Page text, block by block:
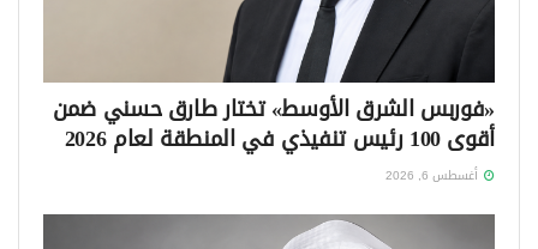
«فوربس الشرق الأوسط» تختار طارق حسني ضمن
أقوى 100 رئيس تنفيذي في المنطقة لعام 2026
أغسطس 6, 2026